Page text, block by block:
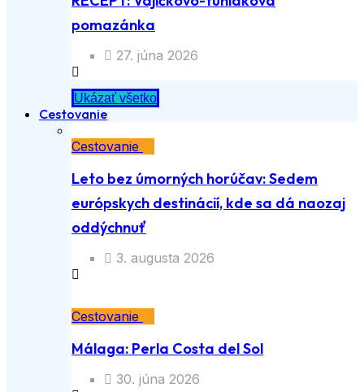
pomazánka
27. júna 2026
Ukázať všetko
Cestovanie
Cestovanie
Leto bez úmorných horúčav: Sedem
európskych destinácií, kde sa dá naozaj
oddýchnuť
3. augusta 2026
Cestovanie
Málaga: Perla Costa del Sol
30. júna 2026